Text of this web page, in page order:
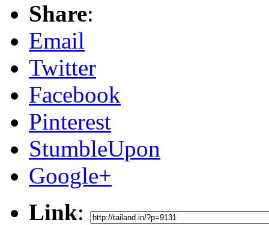
Share:
Email
Twitter
Facebook
Pinterest
StumbleUpon
Google+
Link: